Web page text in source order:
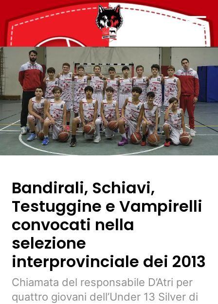
Bandirali, Schiavi,
Testuggine e Vampirelli
convocati nella
selezione
interprovinciale dei 2013
Chiamata del responsabile D’Atri per
quattro giovani dell’Under 13 Silver di